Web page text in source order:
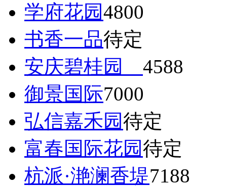
学府花园4800
书香一品待定
安庆碧桂园 4588
御景国际7000
弘信嘉禾园待定
富春国际花园待定
杭派·滟澜香堤7188